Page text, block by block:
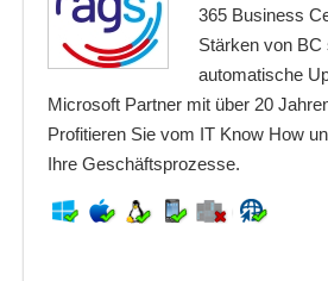
365 Business
Stärken von BC
automatische
Microsoft Partner mit über 20
Profitieren Sie vom IT Know How
Ihre Geschäftsprozesse.